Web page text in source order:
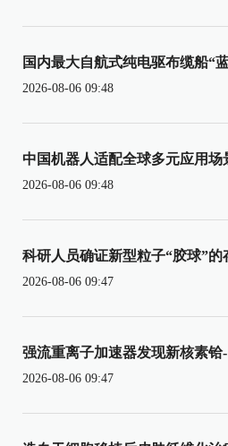
国内最大自航式纯电驱布缆船“
2026-08-06 09:48
中国机器人适配全球多元应用场
2026-08-06 09:48
科研人员确证新型粒子“胶球”的
2026-08-06 09:47
强流重离子加速器发现新核素铪-
2026-08-06 09:47